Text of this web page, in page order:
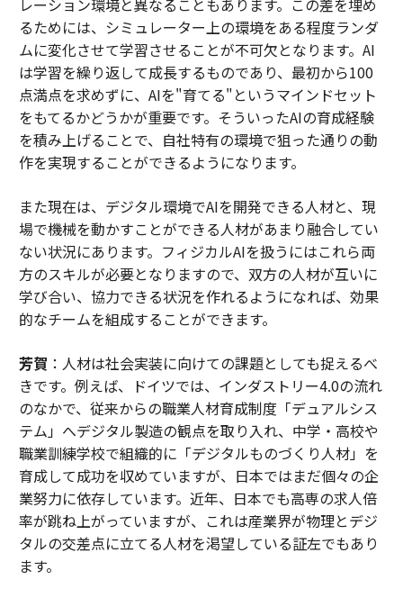
レーション環境と異なることもあります。この差を埋め
るためには、シミュレーター上の環境をある程度ランダ
ムに変化させて学習させることが不可欠となります。AI
は学習を繰り返して成長するものであり、最初から100
点満点を求めずに、AIを"育てる"というマインドセット
をもてるかどうかが重要です。そういったAIの育成経験
を積み上げることで、自社特有の環境で狙った通りの動
作を実現することができるようになります。
また現在は、デジタル環境でAIを開発できる人材と、現
場で機械を動かすことができる人材があまり融合してい
ない状況にあります。フィジカルAIを扱うにはこれら両
方のスキルが必要となりますので、双方の人材が互いに
学び合い、協力できる状況を作れるようになれば、効果
的なチームを組成することができます。
芳賀 ：人材は社会実装に向けての課題としても捉えるべ
きです。例えば、ドイツでは、インダストリー4.0の流れ
のなかで、従来からの職業人材育成制度「デュアルシス
テム」へデジタル製造の観点を取り入れ、中学・高校や
職業訓練学校で組織的に「デジタルものづくり人材」を
育成して成功を収めていますが、日本ではまだ個々の企
業努力に依存しています。近年、日本でも高専の求人倍
率が跳ね上がっていますが、これは産業界が物理とデジ
タルの交差点に立てる人材を渇望している証左でもあり
ます。